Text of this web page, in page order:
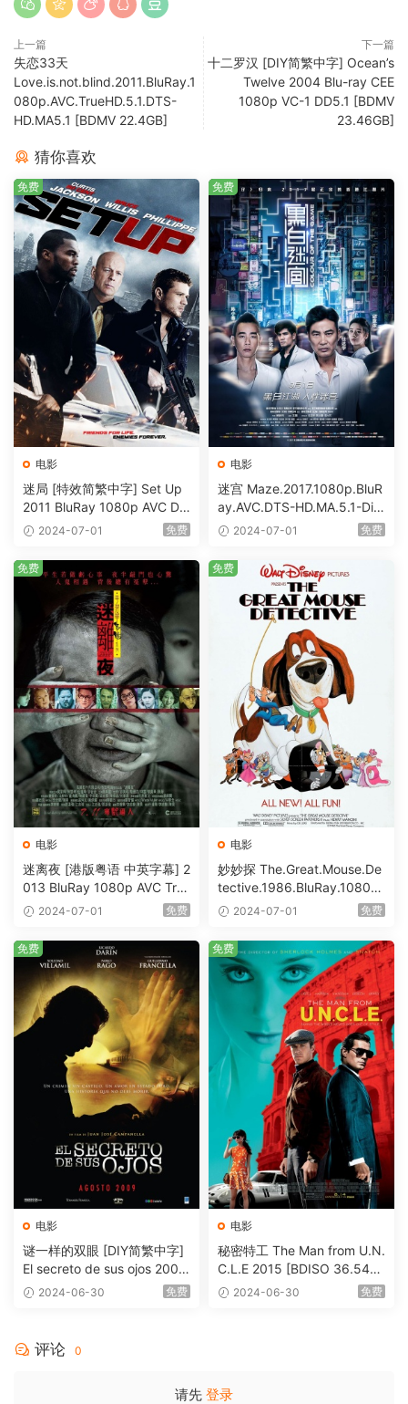
上一篇
失恋33天
Love.is.not.blind.2011.BluRay.1
080p.AVC.TrueHD.5.1.DTS-
HD.MA5.1 [BDMV 22.4GB]
下一篇
十二罗汉 [DIY简繁中字] Ocean’s
Twelve 2004 Blu-ray CEE
1080p VC-1 DD5.1 [BDMV
23.46GB]
猜你喜欢
电影
迷局 [特效简繁中字] Set Up
2011 BluRay 1080p AVC DT
S-HD MA5.1-shhaclm@CHD
2024-07-01 免费
免费
电影
迷宫 Maze.2017.1080p.BluR
ay.AVC.DTS-HD.MA.5.1-DiY
@HDHome [BDISO 19.7GB]
2024-07-01 免费
免费
电影
迷离夜 [港版粤语 中英字幕] 2
013 BluRay 1080p AVC Tru
eHD5.1 [BDISO 22.64GB]
2024-07-01 免费
免费
电影
妙妙探 The.Great.Mouse.De
tective.1986.BluRay.1080p.
AVC.DTS-HD.MA.5.1-HDHo
2024-07-01 免费
免费
电影
谜一样的双眼 [DIY简繁中字]
El secreto de sus ojos 2009
1080p Blu-ray AVC DTS-HD
2024-06-30 免费
免费
电影
秘密特工 The Man from U.N.
C.L.E 2015 [BDISO 36.54G
B] 2024-06-30 免费
免费
评论 0
请先 登录